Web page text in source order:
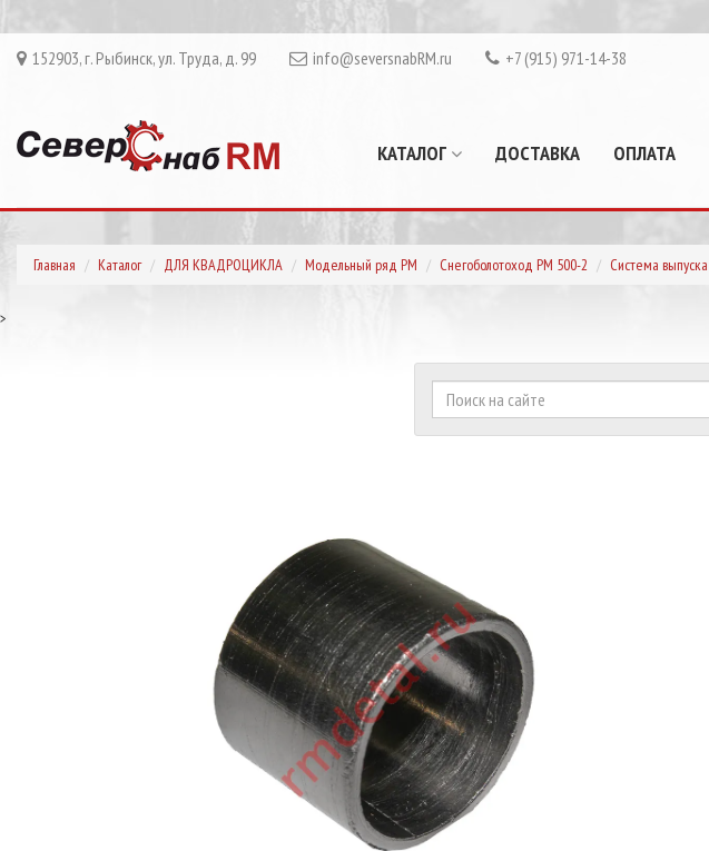
152903, г. Рыбинск, ул. Труда, д. 99 info@seversnabRM.ru +7 (915) 971-14-38
КАТАЛОГ ДОСТАВКА ОПЛАТА
Главная Каталог ДЛЯ КВАДРОЦИКЛА Модельный ряд РМ Снегоболотоход РМ 500-2 Система выпуска
>